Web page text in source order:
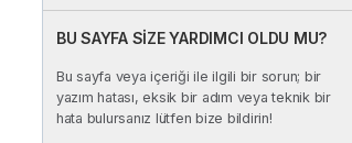
BU SAYFA SİZE YARDIMCI OLDU MU?
Bu sayfa veya içeriği ile ilgili bir sorun; bir
yazım hatası, eksik bir adım veya teknik bir
hata bulursanız lütfen bize bildirin!